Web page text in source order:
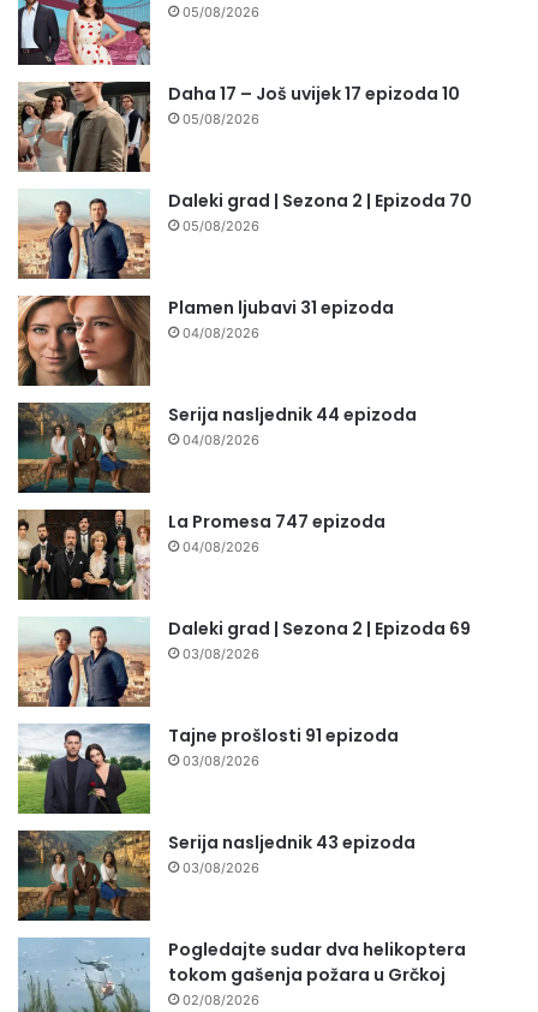
05/08/2026
Daha 17 – Još uvijek 17 epizoda 10
05/08/2026
Daleki grad | Sezona 2 | Epizoda 70
05/08/2026
Plamen ljubavi 31 epizoda
04/08/2026
Serija nasljednik 44 epizoda
04/08/2026
La Promesa 747 epizoda
04/08/2026
Daleki grad | Sezona 2 | Epizoda 69
03/08/2026
Tajne prošlosti 91 epizoda
03/08/2026
Serija nasljednik 43 epizoda
03/08/2026
Pogledajte sudar dva helikoptera
tokom gašenja požara u Grčkoj
02/08/2026